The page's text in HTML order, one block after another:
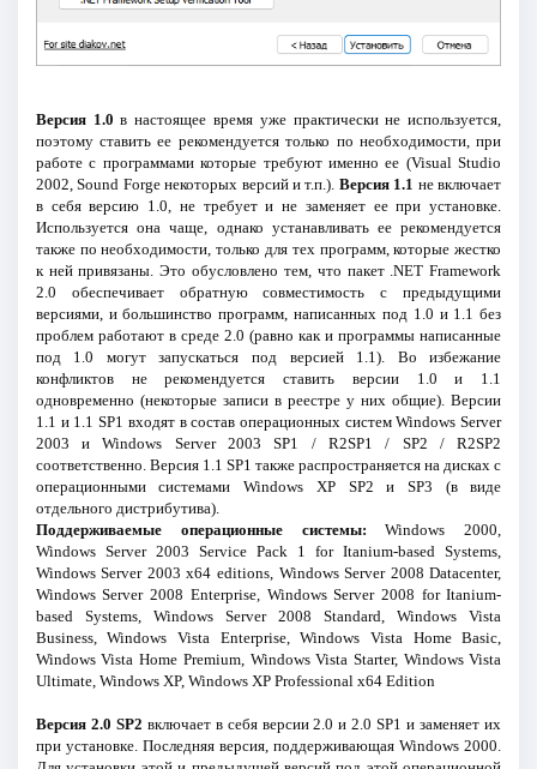
Версия 1.0 в настоящее время уже практически не используется,
поэтому ставить ее рекомендуется только по необходимости, при
работе с программами которые требуют именно ее (Visual Studio
2002, Sound Forge некоторых версий и т.п.). Версия 1.1 не включает
в себя версию 1.0, не требует и не заменяет ее при установке.
Используется она чаще, однако устанавливать ее рекомендуется
также по необходимости, только для тех программ, которые жестко
к ней привязаны. Это обусловлено тем, что пакет .NET Framework
2.0 обеспечивает обратную совместимость с предыдущими
версиями, и большинство программ, написанных под 1.0 и 1.1 без
проблем работают в среде 2.0 (равно как и программы написанные
под 1.0 могут запускаться под версией 1.1). Во избежание
конфликтов не рекомендуется ставить версии 1.0 и 1.1
одновременно (некоторые записи в реестре у них общие). Версии
1.1 и 1.1 SP1 входят в состав операционных систем Windows Server
2003 и Windows Server 2003 SP1 / R2SP1 / SP2 / R2SP2
соответственно. Версия 1.1 SP1 также распространяется на дисках с
операционными системами Windows XP SP2 и SP3 (в виде
отдельного дистрибутива).
Поддерживаемые операционные системы: Windows 2000,
Windows Server 2003 Service Pack 1 for Itanium-based Systems,
Windows Server 2003 x64 editions, Windows Server 2008 Datacenter,
Windows Server 2008 Enterprise, Windows Server 2008 for Itanium-
based Systems, Windows Server 2008 Standard, Windows Vista
Business, Windows Vista Enterprise, Windows Vista Home Basic,
Windows Vista Home Premium, Windows Vista Starter, Windows Vista
Ultimate, Windows XP, Windows XP Professional x64 Edition
Версия 2.0 SP2 включает в себя версии 2.0 и 2.0 SP1 и заменяет их
при установке. Последняя версия, поддерживающая Windows 2000.